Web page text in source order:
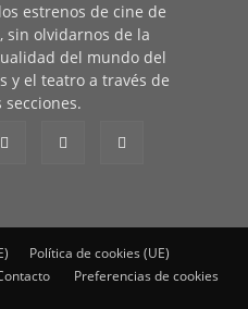
estrenos de cine de
sin olvidarnos de la
del mundo del
y el teatro a través de
Política de cookies (UE)
Preferencias de cookies